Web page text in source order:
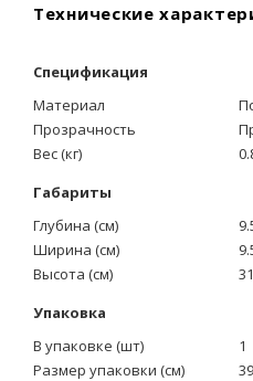
Технические
Спецификация
Материал
Прозрачность
Вес (кг)
Габариты
Глубина (см)
Ширина (см)
Высота (см)
31
Упаковка
В упаковке (шт)
1
Размер упаковки (см)